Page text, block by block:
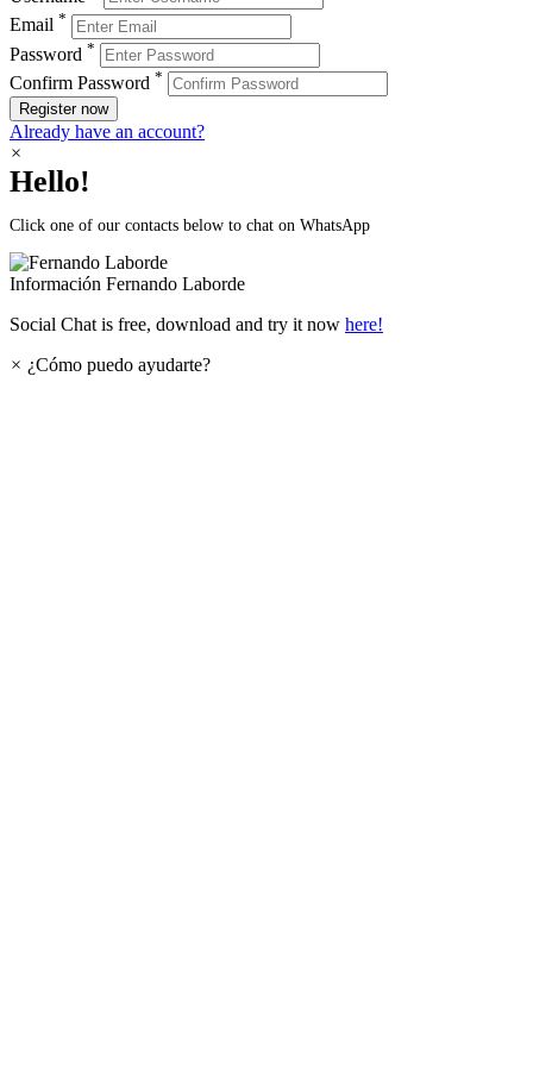
Email *
Password *
Confirm Password *
Register now
Already have an account?
×
Hello!
Click one of our contacts below to chat on WhatsApp
Información Fernando Laborde
Social Chat is free, download and try it now here!
× ¿Cómo puedo ayudarte?